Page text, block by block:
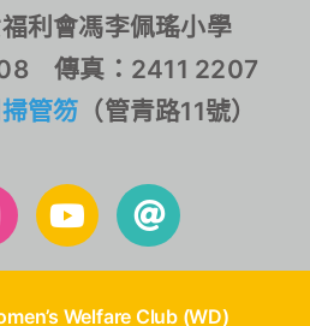
利會馮李佩瑤小學
傳真：2411 2207
管笏 （管青路11號）
Welfare Club (WD)